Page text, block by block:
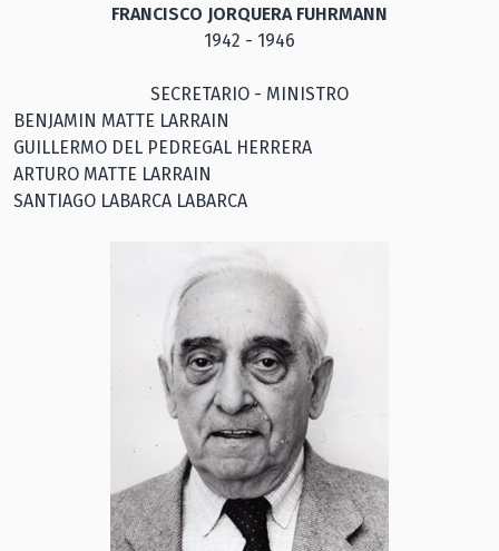
FRANCISCO JORQUERA FUHRMANN
1942 - 1946
SECRETARIO - MINISTRO
BENJAMIN MATTE LARRAIN
GUILLERMO DEL PEDREGAL HERRERA
ARTURO MATTE LARRAIN
SANTIAGO LABARCA LABARCA